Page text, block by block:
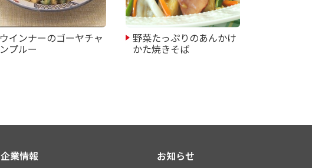
ウインナーのゴーヤチャ
ンプルー
野菜たっぷりのあんかけ
かた焼きそば
企業情報
お知らせ